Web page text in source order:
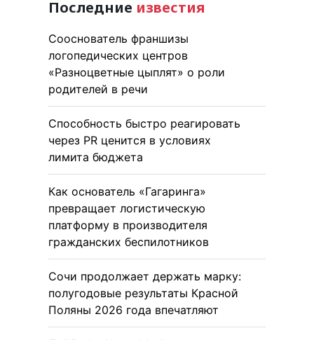
Последние известия
Сооснователь франшизы
логопедических центров
«Разноцветные цыплят» о роли
родителей в речи
Способность быстро реагировать
через PR ценится в условиях
лимита бюджета
Как основатель «Гагаринга»
превращает логистическую
платформу в производителя
гражданских беспилотников
Сочи продолжает держать марку:
полугодовые результаты Красной
Поляны 2026 года впечатляют